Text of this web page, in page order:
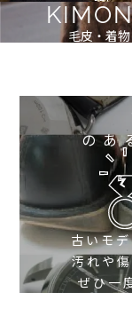
毛皮・着物
のあ
古いモ
汚れや
ぜひ一